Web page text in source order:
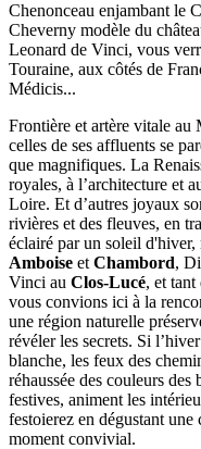
Chenonceau enjambant le
Cheverny modèle du
Leonard de Vinci, vous
Touraine, aux côtés de
Médicis...
Frontière et artère vitale au
celles de ses affluents se
que magnifiques. La
royales, à l’architecture et
Loire. Et d’autres joyaux
rivières et des fleuves, en
éclairé par un soleil d'hiver,
Amboise et Chambord,
Vinci au Clos-Lucé, et tant
vous convions ici à la
une région naturelle
révéler les secrets. Si
blanche, les feux des
réhaussée des couleurs
festives, animent les
festoierez en dégustant
moment convivial.